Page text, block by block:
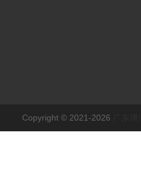
Copyright © 2021-2026